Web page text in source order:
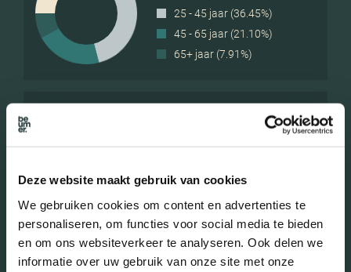
Deze website maakt gebruik van cookies
We gebruiken cookies om content en advertenties te
personaliseren, om functies voor social media te bieden
en om ons websiteverkeer te analyseren. Ook delen we
informatie over uw gebruik van onze site met onze
25 - 45 jaar (36.45%)
45 - 65 jaar (21.10%)
65+ jaar (7.91%)
Mannen (48.07%)